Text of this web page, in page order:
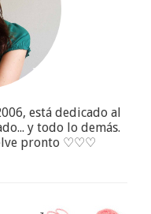
está dedicado al
y todo lo demás.
pronto ♡♡♡